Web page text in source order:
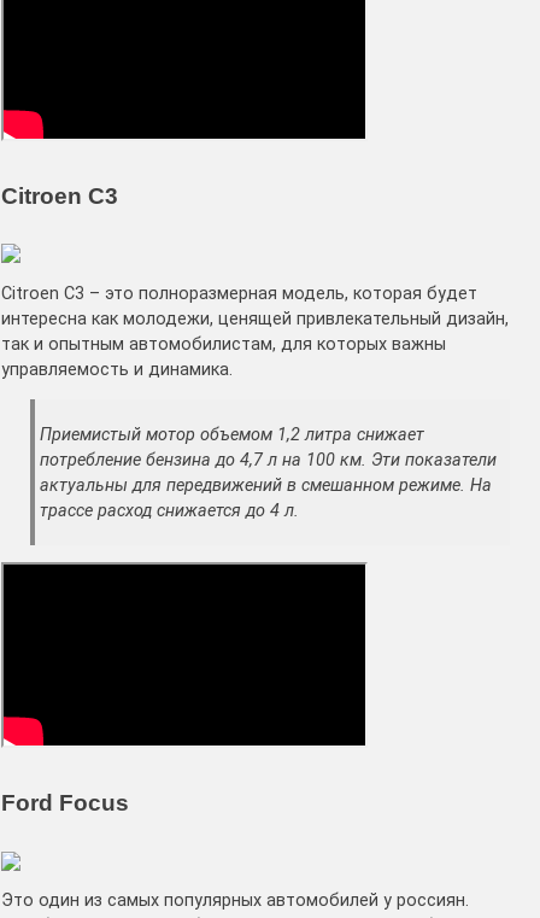
Citroen C3
Citroen C3 – это полноразмерная модель, которая будет
интересна как молодежи, ценящей привлекательный дизайн,
так и опытным автомобилистам, для которых важны
управляемость и динамика.
Приемистый мотор объемом 1,2 литра снижает
потребление бензина до 4,7 л на 100 км. Эти показатели
актуальны для передвижений в смешанном режиме. На
трассе расход снижается до 4 л.
Ford Focus
Это один из самых популярных автомобилей у россиян.